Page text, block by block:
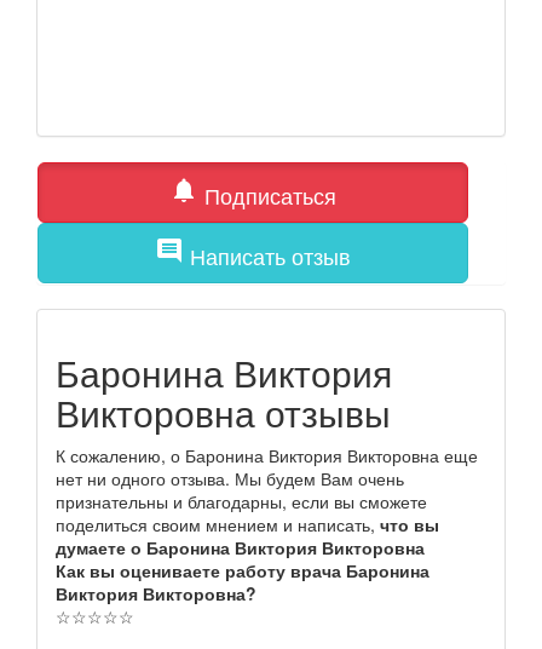
notifications Подписаться
comment Написать отзыв
Баронина Виктория
Викторовна отзывы
К сожалению, о Баронина Виктория Викторовна еще
нет ни одного отзыва. Мы будем Вам очень
признательны и благодарны, если вы сможете
поделиться своим мнением и написать, что вы
думаете о Баронина Виктория Викторовна
Как вы оцениваете работу врача Баронина
Виктория Викторовна?
☆☆☆☆☆